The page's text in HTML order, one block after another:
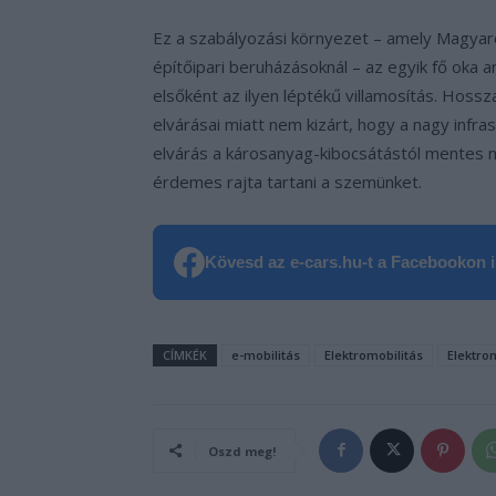
Ez a szabályozási környezet – amely
építőipari beruházásoknál – az egyik fő oka
elsőként az ilyen léptékű villamosítás.
elvárásai miatt nem kizárt, hogy a nagy
elvárás a károsanyag-kibocsátástól
érdemes rajta tartani a szemünket.
Kövesd az e-cars.hu-t a
CÍMKÉK e-mobilitás Elektromobilitás
Oszd meg!